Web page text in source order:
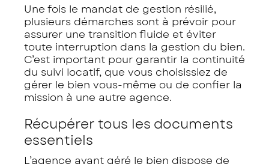
Une fois le mandat de gestion résilié,
plusieurs démarches sont à prévoir pour
assurer une transition fluide et éviter
toute interruption dans la gestion du bien.
C’est important pour garantir la continuité
du suivi locatif, que vous choisissiez de
gérer le bien vous-même ou de confier la
mission à une autre agence.
Récupérer tous les documents
essentiels
L’agence ayant géré le bien dispose de